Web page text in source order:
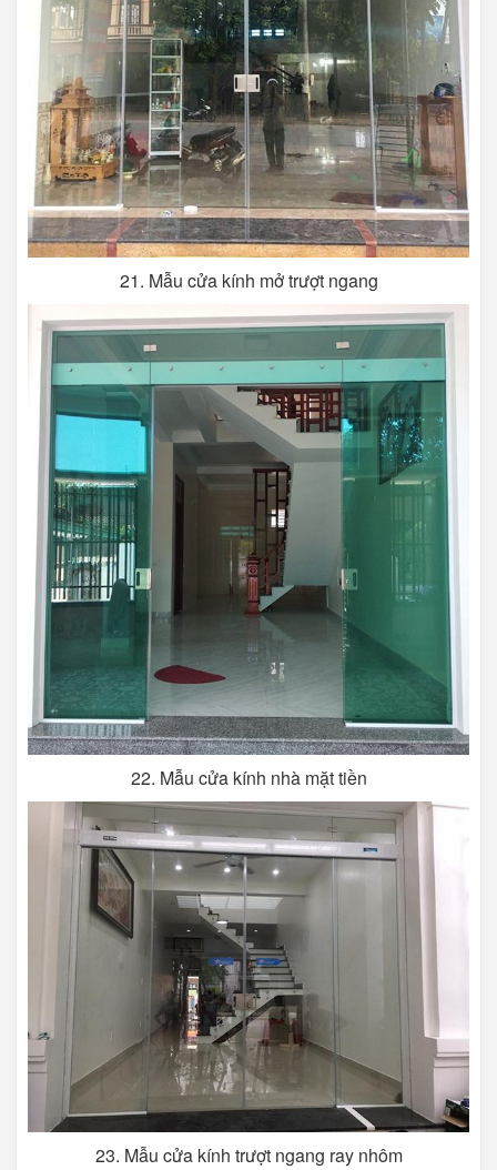
21. Mẫu cửa kính mở trượt ngang
22. Mẫu cửa kính nhà mặt tiền
23. Mẫu cửa kính trượt ngang ray nhôm